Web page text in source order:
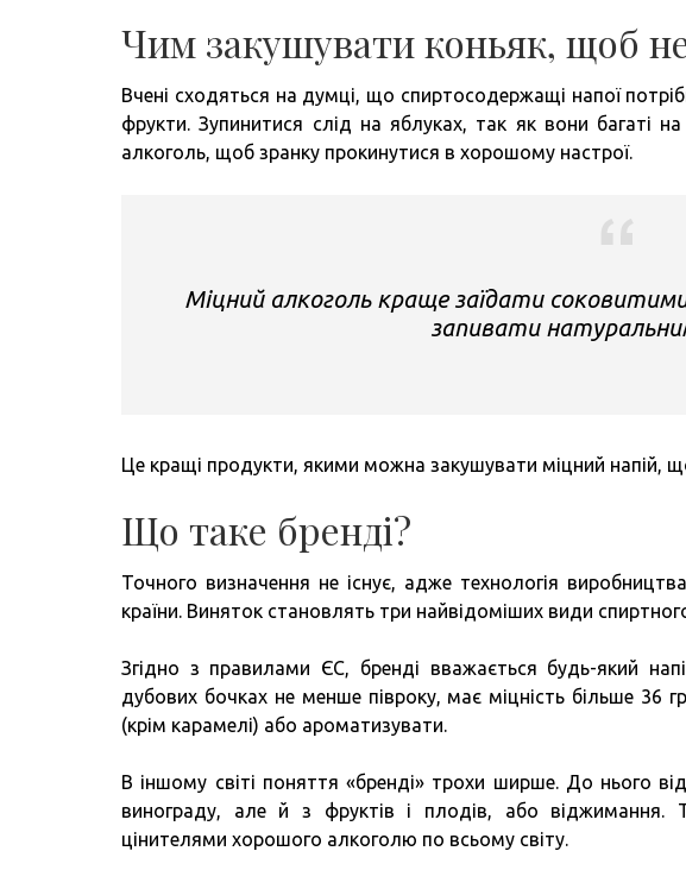
Чим закушувати коньяк, щоб
Вчені сходяться на думці, що спиртосодержащі напої
фрукти. Зупинитися слід на яблуках, так як вони багаті
алкоголь, щоб зранку прокинутися в хорошому настрої.
Міцний алкоголь краще заїдати
запивати
Це кращі продукти, якими можна закушувати міцний напій,
Що таке бренді?
Точного визначення не існує, адже технологія
країни. Виняток становлять три найвідоміших види
Згідно з правилами ЄС, бренді вважається будь-який
дубових бочках не менше півроку, має міцність більше 36
(крім карамелі) або ароматизувати.
В іншому світі поняття «бренді» трохи ширше. До нього
винограду, але й з фруктів і плодів, або віджимання.
цінителями хорошого алкоголю по всьому світу.